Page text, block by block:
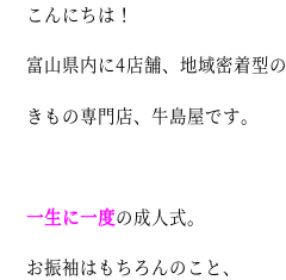
こんにちは！
富山県内に4店舗、地域密着型の
きもの専門店、牛島屋です。
一生に一度の成人式。
お振袖はもちろんのこと、